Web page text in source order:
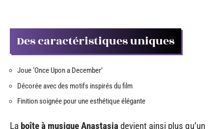
Des caractéristiques uniques
Joue ‘Once Upon a December’
Décorée avec des motifs inspirés du film
Finition soignée pour une esthétique élégante
La boîte à musique Anastasia devient ainsi plus qu’un